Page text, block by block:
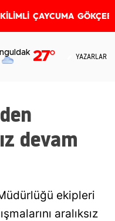
KİLİMLİ ÇAYCUMA
27° YAZARLAR
devam
ekipleri
aralıksız